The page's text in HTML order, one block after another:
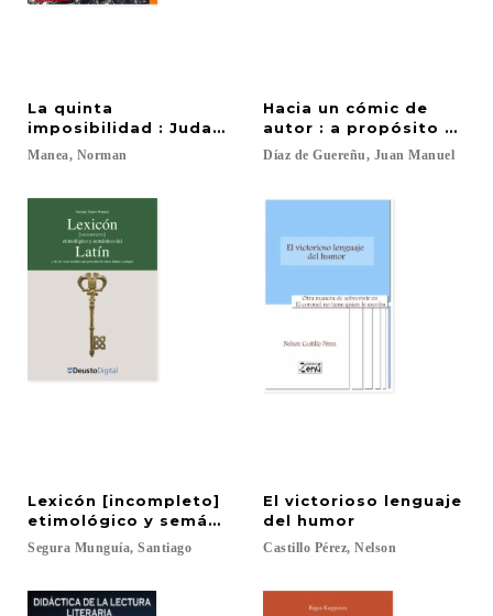
La quinta
imposibilidad : Judaísmo y escritura
Manea, Norman
Hacia un cómic de
autor : a propósito de
Díaz de Guereñu, Juan Manuel
Lexicón [incompleto]
etimológico y semántico del Latín y de las voces
Segura Munguía, Santiago
El victorioso lenguaje
del humor
Castillo Pérez, Nelson